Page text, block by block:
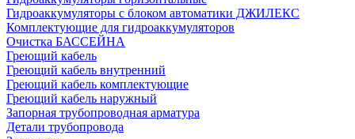
Гидроаккумуляторы с блоком автоматики ДЖИЛЕКС
Комплектующие для гидроаккумуляторов
Очистка БАССЕЙНА
Греющий кабель
Греющий кабель внутренний
Греющий кабель комплектующие
Греющий кабель наружный
Запорная трубопроводная арматура
Детали трубопровода